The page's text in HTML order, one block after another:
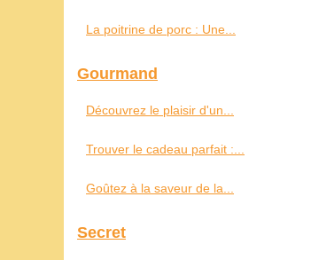
La poitrine de porc : Une...
Gourmand
Découvrez le plaisir d'un...
Trouver le cadeau parfait :...
Goûtez à la saveur de la...
Secret